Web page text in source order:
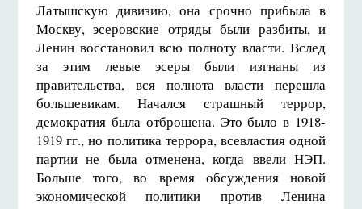
Латышскую дивизию, она срочно прибыла в
Москву, эсеровские отряды были разбиты, и
Ленин восстановил всю полноту власти. Вслед
за этим левые эсеры были изгнаны из
правительства, вся полнота власти перешла
большевикам. Начался страшный террор,
демократия была отброшена. Это было в 1918-
1919 гг., но политика террора, всевластия одной
партии не была отменена, когда ввели НЭП.
Больше того, во время обсуждения новой
экономической политики против Ленина